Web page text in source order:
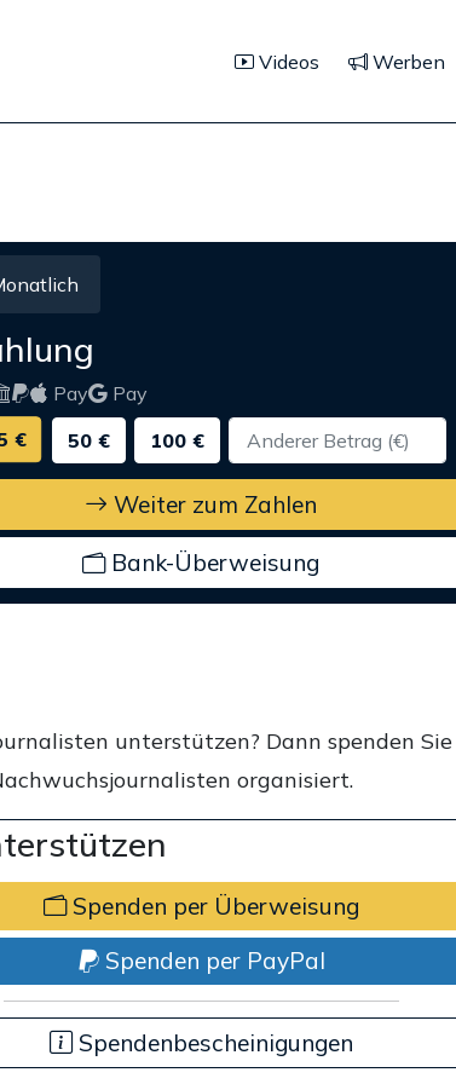
Videos Werben
Pay
Pay
€ 50 € 100 €
Weiter zum Zahlen
Bank-Überweisung
unterstützen? Dann spenden
organisiert.
Spenden per Überweisung
Spenden per PayPal
Spendenbescheinigungen